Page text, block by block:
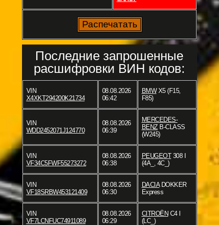
Последние запрошенные
расшифровки ВИН кодов:
VIN
X4XKT294200K21734
08.08.2026
06:42
BMWX5 (F15,
F85)
VIN
WDD2452071J124770
08.08.2026
06:39
MERCEDES-
BENZB-CLASS
(W245)
VIN
VF34C5FWF55273272
08.08.2026
06:38
PEUGEOT308 I
(4A_, 4C_)
VIN
VF18SRBW453121409
08.08.2026
06:30
DACIADOKKER
Express
VIN
VF7LCNFUC74911089
08.08.2026
06:29
CITROËN C4 I
(LC_)